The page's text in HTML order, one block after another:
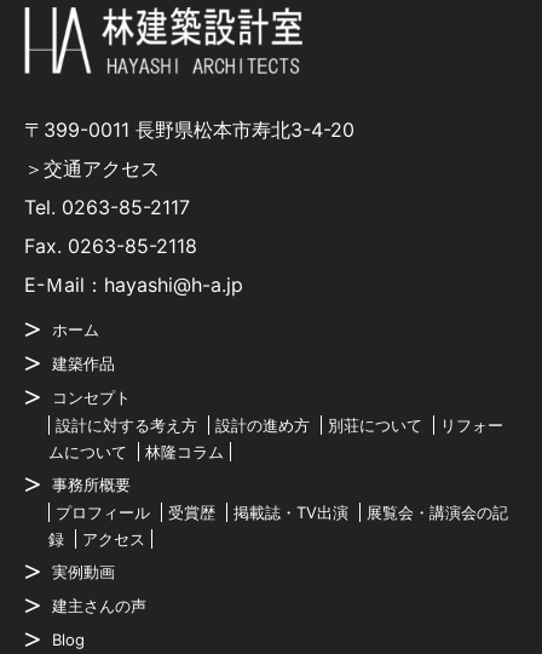
〒399-0011 長野県松本市寿北3-4-20
＞交通アクセス
Tel. 0263-85-2117
Fax. 0263-85-2118
E-Ｍail：hayashi@h-a.jp
ホーム
建築作品
コンセプト
設計に対する考え方
設計の進め方 別荘について
リフォー
ムについて
林隆コラム
事務所概要
プロフィール
受賞歴 掲載誌・TV出演
展覧会・講演会の記
録
アクセス
実例動画
建主さんの声
Blog